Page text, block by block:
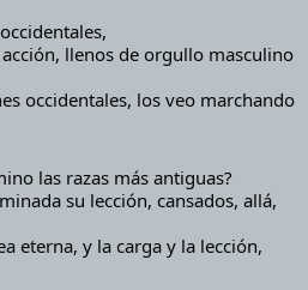
llenos de orgullo masculino
occidentales, los veo marchando
las razas más antiguas?
su lección, cansados, allá,
eterna, y la carga y la lección,